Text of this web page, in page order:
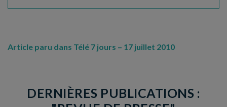
Article paru dans Télé 7 jours – 17 juillet 2010
DERNIÈRES PUBLICATIONS :